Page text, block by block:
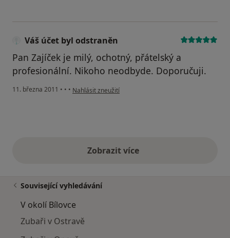
Váš účet byl odstraněn
Pan Zajíček je milý, ochotný, přátelský a
profesionální. Nikoho neodbyde. Doporučuji.
11. března 2011 • • • podle názoru uživatele Váš účet byl odstraněn
Nahlásit zneužití
Zobrazit vícevýše uvedené názory
Související vyhledávání
V okolí Bílovce
Zubaři v Ostravě